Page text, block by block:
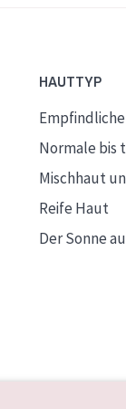
HAUTTYP
Normale bis
Mischhaut
Reife Haut
Der Sonne